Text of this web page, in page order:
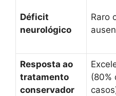
Déficit
neurológico
Raro
Resposta ao
tratamento
conservador
(80%